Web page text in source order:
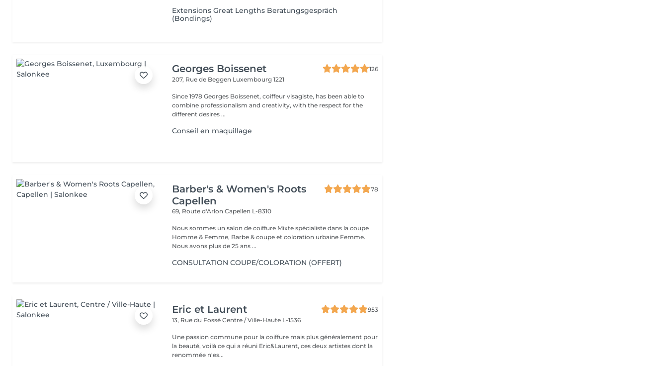
Extensions Great Lengths Beratungsgespräch
(Bondings)
Georges Boissenet
126
207, Rue de Beggen Luxembourg 1221
Since 1978 Georges Boissenet, coiffeur visagiste, has been able to
combine professionalism and creativity, with the respect for the
different desires ...
Conseil en maquillage
Barber's & Women's Roots
Capellen
78
69, Route d'ArlonCapellen L-8310
Nous sommes un salon de coiffure Mixte spécialiste dans la coupe
Homme & Femme, Barbe & coupe et coloration urbaine Femme.
Nous avons plus de 25 ans ...
CONSULTATION COUPE/COLORATION (OFFERT)
Eric et Laurent
953
13, Rue du FosséCentre / Ville-Haute L-1536
Une passion commune pour la coiffure mais plus généralement pour
la beauté, voilà ce qui a réuni Eric&Laurent, ces deux artistes dont la
renommée n'es...